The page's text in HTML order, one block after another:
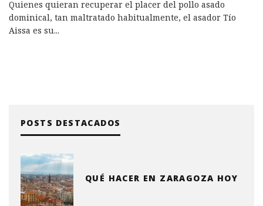
Quienes quieran recuperar el placer del pollo asado
dominical, tan maltratado habitualmente, el asador Tío
Aissa es su...
POSTS DESTACADOS
QUÉ HACER EN ZARAGOZA HOY